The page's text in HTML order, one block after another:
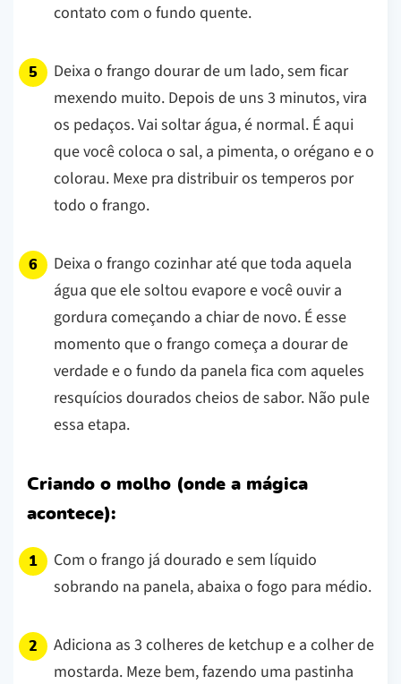
contato com o fundo quente.
Deixa o frango dourar de um lado, sem ficar
mexendo muito. Depois de uns 3 minutos, vira
os pedaços. Vai soltar água, é normal. É aqui
que você coloca o sal, a pimenta, o orégano e o
colorau. Mexe pra distribuir os temperos por
todo o frango.
Deixa o frango cozinhar até que toda aquela
água que ele soltou evapore e você ouvir a
gordura começando a chiar de novo. É esse
momento que o frango começa a dourar de
verdade e o fundo da panela fica com aqueles
resquícios dourados cheios de sabor. Não pule
essa etapa.
Criando o molho (onde a mágica
acontece):
Com o frango já dourado e sem líquido
sobrando na panela, abaixa o fogo para médio.
Adiciona as 3 colheres de ketchup e a colher de
mostarda. Meze bem, fazendo uma pastinha